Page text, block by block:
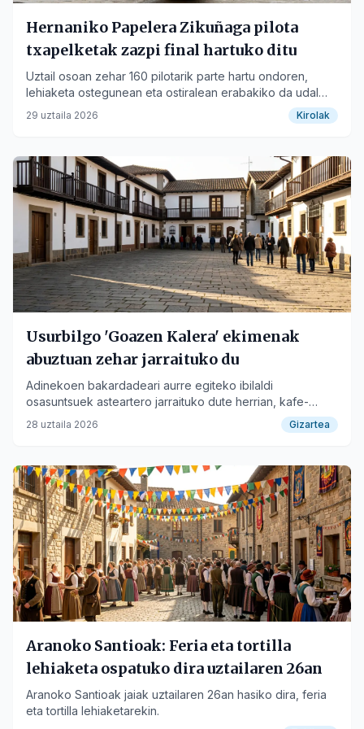
Hernaniko Papelera Zikuñaga pilota
txapelketak zazpi final hartuko ditu
Uztail osoan zehar 160 pilotarik parte hartu ondoren,
lehiaketa ostegunean eta ostiralean erabakiko da udal
frontoian.
29 uztaila 2026 Kirolak
Usurbilgo 'Goazen Kalera' ekimenak
abuztuan zehar jarraituko du
Adinekoen bakardadeari aurre egiteko ibilaldi
osasuntsuek asteartero jarraituko dute herrian, kafe-
tertuliarekin amaituz.
28 uztaila 2026 Gizartea
Aranoko Santioak: Feria eta tortilla
lehiaketa ospatuko dira uztailaren 26an
Aranoko Santioak jaiak uztailaren 26an hasiko dira, feria
eta tortilla lehiaketarekin.